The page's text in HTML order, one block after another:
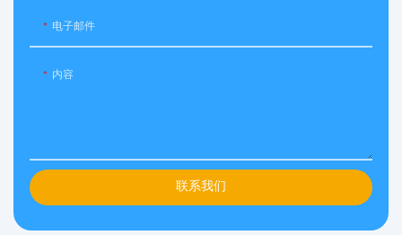
电子邮件
内容
联系我们